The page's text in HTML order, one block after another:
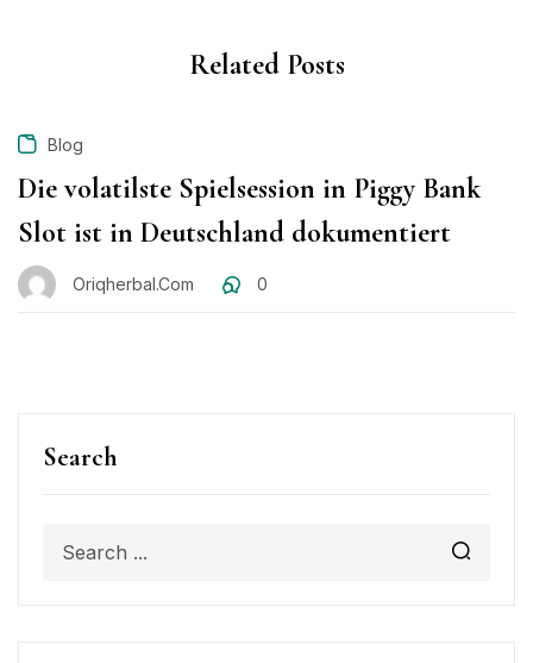
Search
Related Posts
Blog
Die volatilste Spielsession in Piggy Bank
Slot ist in Deutschland dokumentiert
Oriqherbal.com 0